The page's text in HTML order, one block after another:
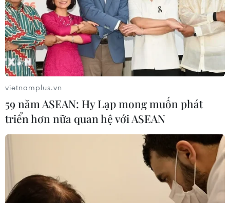
vietnamplus.vn
59 năm ASEAN: Hy Lạp mong muốn phát
triển hơn nữa quan hệ với ASEAN